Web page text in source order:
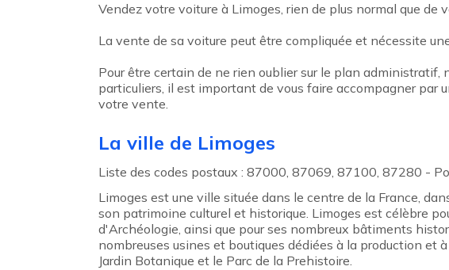
Vendez votre voiture à Limoges, rien de plus normal que
La vente de sa voiture peut être compliquée et nécessite
Pour être certain de ne rien oublier sur le plan
particuliers, il est important de vous faire accompagner par
votre vente.
La ville de Limoges
Liste des codes postaux : 87000, 87069, 87100, 87280 -
Limoges est une ville située dans le centre de la France,
son patrimoine culturel et historique. Limoges est célèbre
d'Archéologie, ainsi que pour ses nombreux bâtiments
nombreuses usines et boutiques dédiées à la production et
Jardin Botanique et le Parc de la Prehistoire.